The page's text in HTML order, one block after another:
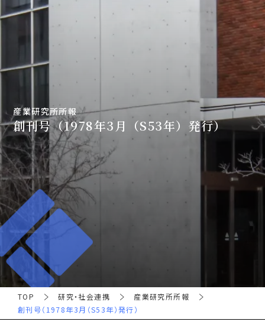
産業研究所所報
創刊号（1978年3月（S53年）発行）
TOP 研究・社会連携
産業研究所所報
創刊号（1978年3月（S53年）発行）